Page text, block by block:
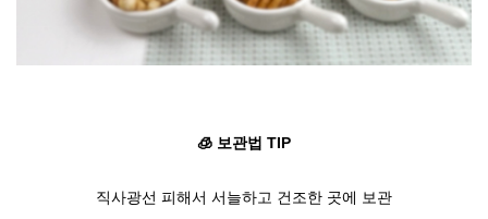
🧊 보관법 TIP
직사광선 피해서 서늘하고 건조한 곳에 보관